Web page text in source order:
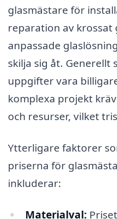
glasmästare för
reparation av krossat
anpassade
skilja sig åt. Generellt
uppgifter vara
komplexa projekt
och resurser, vilket
Ytterligare faktorer
priserna för
inkluderar:
Materialval: